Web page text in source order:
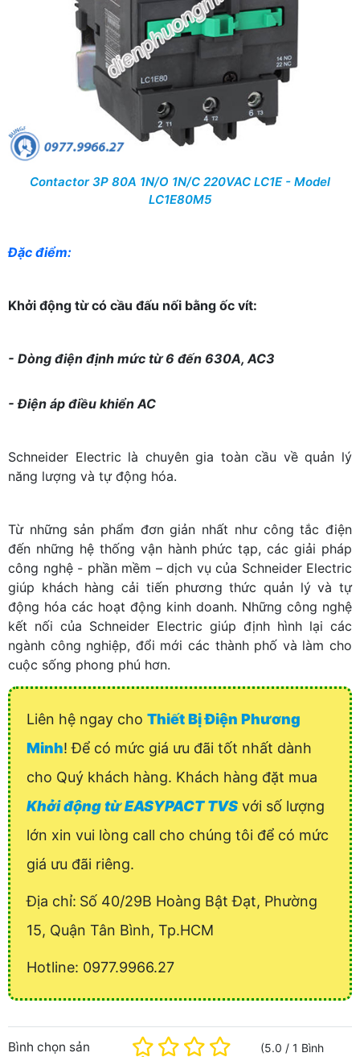
Contactor 3P 80A 1N/O 1N/C 220VAC LC1E - Model
LC1E80M5
Đặc điểm:
Khởi động từ có cầu đấu nối bằng ốc vít:
- Dòng điện định mức từ 6 đến 630A, AC3
- Điện áp điều khiển AC
Schneider Electric là chuyên gia toàn cầu về quản lý
năng lượng và tự động hóa.
Từ những sản phẩm đơn giản nhất như công tắc điện
đến những hệ thống vận hành phức tạp, các giải pháp
công nghệ - phần mềm – dịch vụ của Schneider Electric
giúp khách hàng cải tiến phương thức quản lý và tự
động hóa các hoạt động kinh doanh. Những công nghệ
kết nối của Schneider Electric giúp định hình lại các
ngành công nghiệp, đổi mới các thành phố và làm cho
cuộc sống phong phú hơn.
Liên hệ ngay cho Thiết Bị Điện Phương
Minh! Để có mức giá ưu đãi tốt nhất dành
cho Quý khách hàng. Khách hàng đặt mua
Khởi động từ EASYPACT TVS với số lượng
lớn xin vui lòng call cho chúng tôi để có mức
giá ưu đãi riêng.
Địa chỉ: Số 40/29B Hoàng Bật Đạt, Phường
15, Quận Tân Bình, Tp.HCM
Hotline: 0977.9966.27
Bình chọn sản
(5.0 /1 Bình